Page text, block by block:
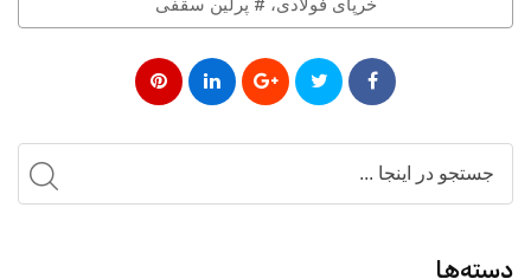
خرپای فولادی، # پرلین سقفی
دسته‌ها